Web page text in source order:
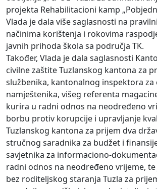
projekta Rehabilitacioni kamp
Vlada je dala više saglasnosti na
načinima korištenja i rokovima
javnih prihoda škola sa područja TK.
Također, Vlada je dala saglasnosti
civilne zaštite Tuzlanskog kantona za
službenika, kantonalnog inspektora za
namještenika, višeg referenta
kurira u radni odnos na neodređeno
borbu protiv korupcije i upravljanje
Tuzlanskog kantona za prijem dva
stručnog saradnika za budžet i
savjetnika za informaciono-
radni odnos na neodređeno vrijeme, te
bez roditeljskog staranja Tuzla za